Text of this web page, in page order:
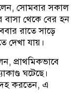
সোমবার সকাল
বাসা থেকে বের হন
রাতে সাড়ে
দেখা যায়।
প্রাথমিকভাবে
ঘটেছে।
করতেন, এ